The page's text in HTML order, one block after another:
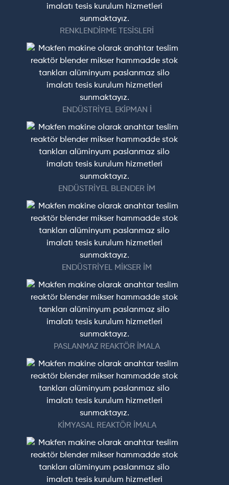
RENKLENDİRME TESİSLERİ
ENDÜSTRİYEL EKİPMAN İ
ENDÜSTRİYEL BLENDER İM
ENDÜSTRİYEL MİKSER İM
PASLANMAZ REAKTÖR İMALA
KİMYASAL REAKTÖR İMALA